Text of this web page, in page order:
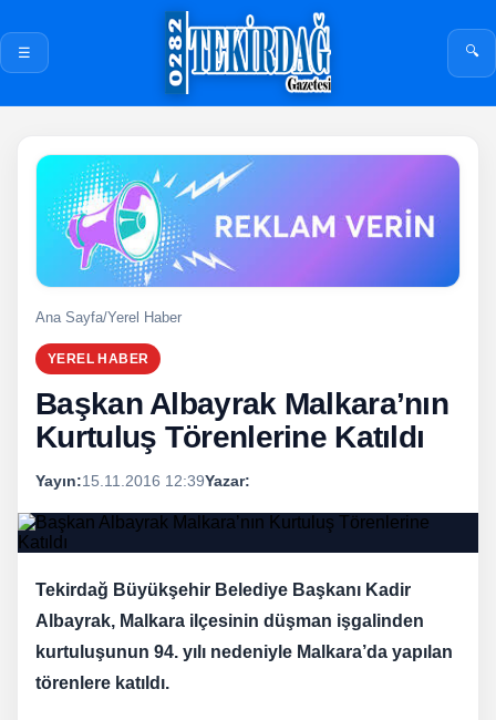
☰ 🔍
Ana Sayfa/Yerel Haber
YEREL HABER
Başkan Albayrak Malkara’nın
Kurtuluş Törenlerine Katıldı
Yayın:15.11.2016 12:39Yazar:
Tekirdağ Büyükşehir Belediye Başkanı Kadir
Albayrak, Malkara ilçesinin düşman işgalinden
kurtuluşunun 94. yılı nedeniyle Malkara’da yapılan
törenlere katıldı.